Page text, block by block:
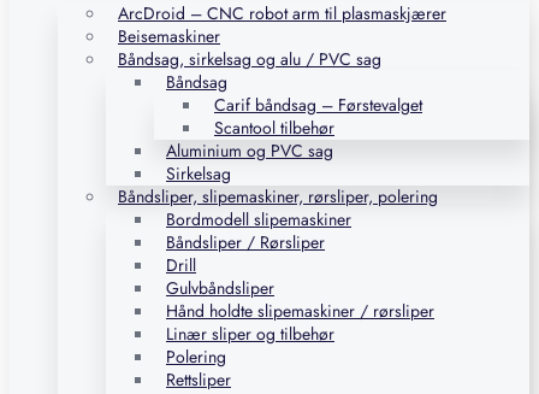
ArcDroid – CNC robot arm til plasmaskjærer
Beisemaskiner
Båndsag, sirkelsag og alu / PVC sag
Båndsag
Carif båndsag – Førstevalget
Scantool tilbehør
Aluminium og PVC sag
Sirkelsag
Båndsliper, slipemaskiner, rørsliper, polering
Bordmodell slipemaskiner
Båndsliper / Rørsliper
Drill
Gulvbåndsliper
Hånd holdte slipemaskiner / rørsliper
Linær sliper og tilbehør
Polering
Rettsliper